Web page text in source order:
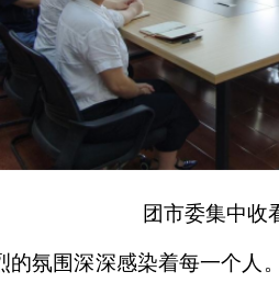
团市委集中收
氛围深深感染着每一个人